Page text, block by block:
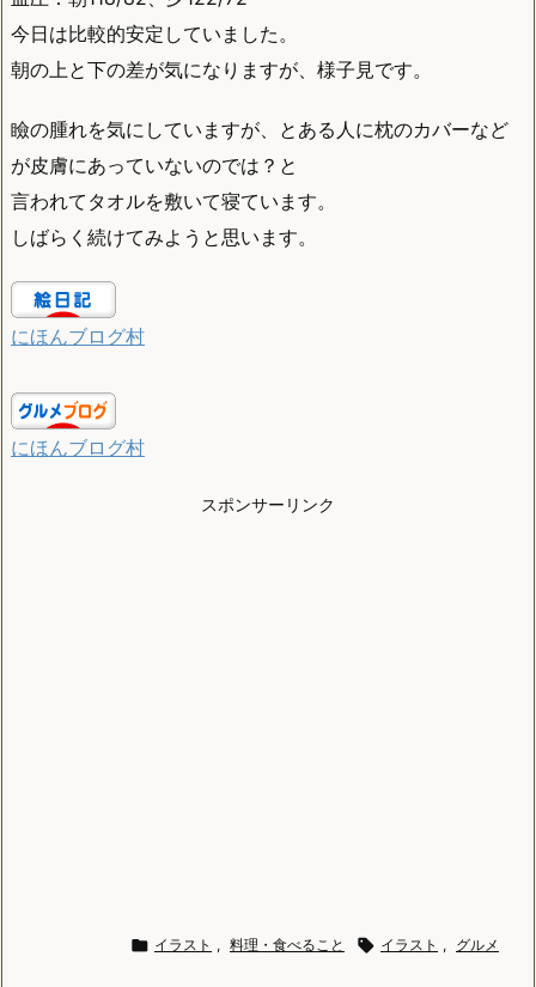
今日は比較的安定していました。
朝の上と下の差が気になりますが、様子見です。
瞼の腫れを気にしていますが、とある人に枕のカバーなど
が皮膚にあっていないのでは？と
言われてタオルを敷いて寝ています。
しばらく続けてみようと思います。
にほんブログ村
にほんブログ村
スポンサーリンク
 イラスト , 料理・食べること  イラスト , グルメ